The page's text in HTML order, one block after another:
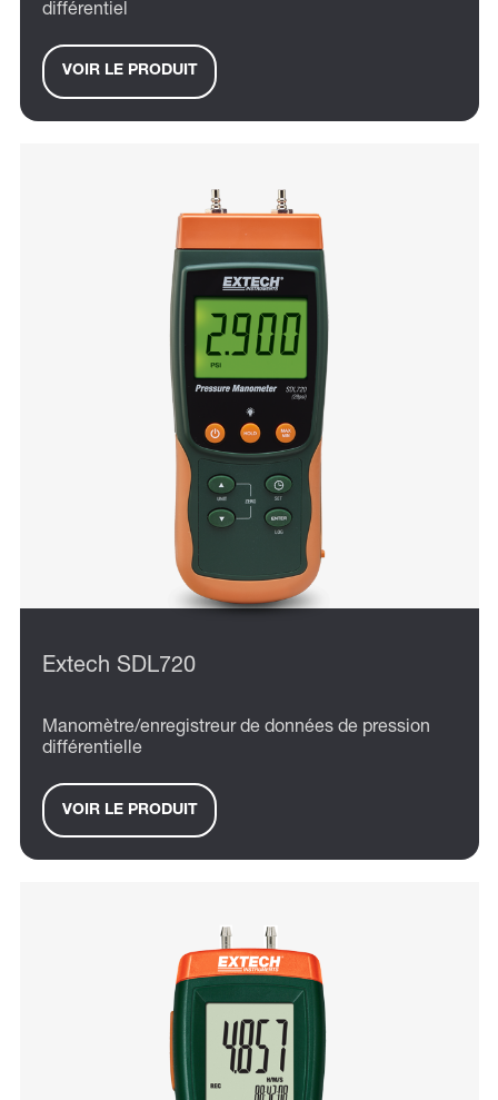
différentiel
VOIR LE PRODUIT
Extech SDL720
Manomètre/enregistreur de données de pression
différentielle
VOIR LE PRODUIT